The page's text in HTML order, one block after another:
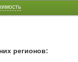
регионов: